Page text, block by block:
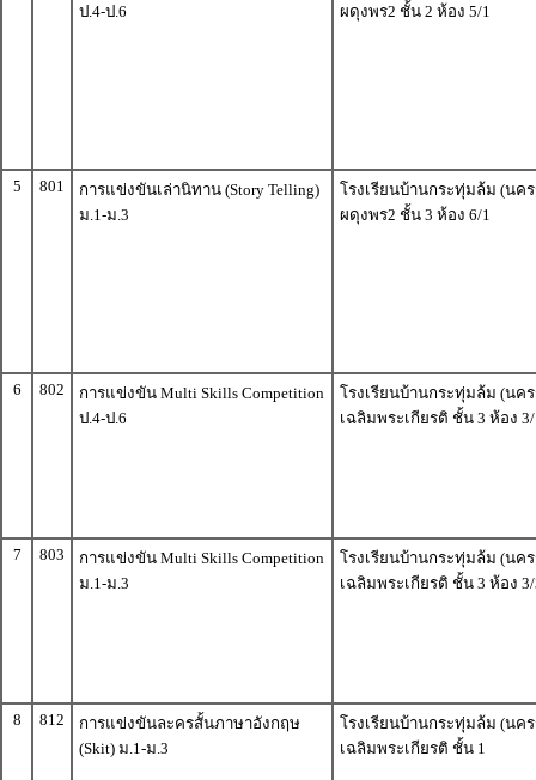
ป.4-ป.6
ผดุงพร2 ชั้น 2 ห้อง 5/1
5 801
การแข่งขันเล่านิทาน (Story Telling)
ม.1-ม.3
โรงเรียนบ้านกระทุ่มล้ม (นค
ผดุงพร2 ชั้น 3 ห้อง 6/1
6 802
การแข่งขัน Multi Skills Competition
ป.4-ป.6
โรงเรียนบ้านกระทุ่มล้ม (นค
เฉลิมพระเกียรติ ชั้น 3 ห้อง 3/
7 803
การแข่งขัน Multi Skills Competition
ม.1-ม.3
โรงเรียนบ้านกระทุ่มล้ม (นค
เฉลิมพระเกียรติ ชั้น 3 ห้อง 3/
8 812
การแข่งขันละครสั้นภาษาอังกฤษ
(Skit) ม.1-ม.3
โรงเรียนบ้านกระทุ่มล้ม (นค
เฉลิมพระเกียรติ ชั้น 1